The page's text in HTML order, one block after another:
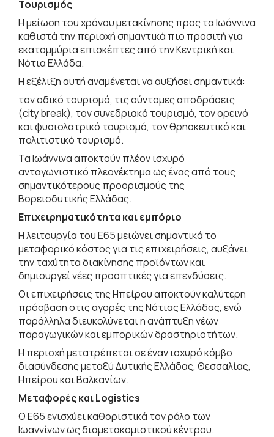
Τουρισμός
Η μείωση του χρόνου μετακίνησης προς τα Ιωάννινα
καθιστά την περιοχή σημαντικά πιο προσιτή για
εκατομμύρια επισκέπτες από την Κεντρική και
Νότια Ελλάδα.
Η εξέλιξη αυτή αναμένεται να αυξήσει σημαντικά:
τον οδικό τουρισμό, τις σύντομες αποδράσεις
(city break), τον συνεδριακό τουρισμό, τον ορεινό
και φυσιολατρικό τουρισμό, τον θρησκευτικό και
πολιτιστικό τουρισμό.
Τα Ιωάννινα αποκτούν πλέον ισχυρό
ανταγωνιστικό πλεονέκτημα ως ένας από τους
σημαντικότερους προορισμούς της
Βορειοδυτικής Ελλάδας.
Επιχειρηματικότητα και εμπόριο
Η λειτουργία του Ε65 μειώνει σημαντικά το
μεταφορικό κόστος για τις επιχειρήσεις, αυξάνει
την ταχύτητα διακίνησης προϊόντων και
δημιουργεί νέες προοπτικές για επενδύσεις.
Οι επιχειρήσεις της Ηπείρου αποκτούν καλύτερη
πρόσβαση στις αγορές της Νότιας Ελλάδας, ενώ
παράλληλα διευκολύνεται η ανάπτυξη νέων
παραγωγικών και εμπορικών δραστηριοτήτων.
Η περιοχή μετατρέπεται σε έναν ισχυρό κόμβο
διασύνδεσης μεταξύ Δυτικής Ελλάδας, Θεσσαλίας,
Ηπείρου και Βαλκανίων.
Μεταφορές και Logistics
Ο Ε65 ενισχύει καθοριστικά τον ρόλο των
Ιωαννίνων ως διαμετακομιστικού κέντρου.